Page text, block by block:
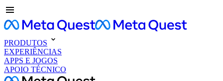
PRODUTOS
EXPERIÊNCIAS
APPS E JOGOS
APOIO TÉCNICO